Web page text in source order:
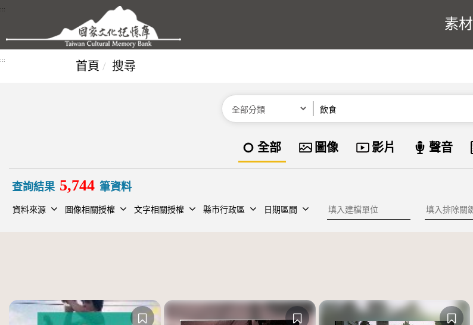
跳到主要內容區塊
:::
素材
::: 首頁 搜尋
分類
資料類型
全部 圖像 影片 聲音
查詢結果 5,744 筆資料
資料來源 圖像相關授權 文字相關授權 縣市行政區 日期區間 建檔單位 排除關鍵字